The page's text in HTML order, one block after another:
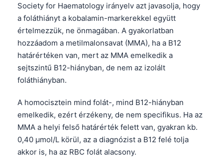
Society for Haematology irányelv azt javasolja, hogy
a foláthiányt a kobalamin-markerekkel együtt
értelmezzük, ne önmagában. A gyakorlatban
hozzáadom a metilmalonsavat (MMA), ha a B12
határértéken van, mert az MMA emelkedik a
sejtszintű B12-hiányban, de nem az izolált
foláthiányban.
A homocisztein mind folát-, mind B12-hiányban
emelkedik, ezért érzékeny, de nem specifikus. Ha az
MMA a helyi felső határérték felett van, gyakran kb.
0,40 µmol/L körül, az a diagnózist a B12 felé tolja
akkor is, ha az RBC folát alacsony.
ಕನ್ನಡ
മലയാളം
Bahasa Melayu
Tiếng Việt
ไทย
ဗမာစာ
ភាសាខ្មែរ
Kiswahili
አማርኛ